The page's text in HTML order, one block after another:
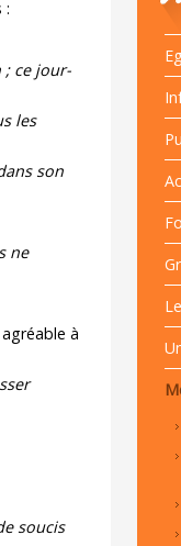
:
; ce jour-
les
son
ne
à
soucis